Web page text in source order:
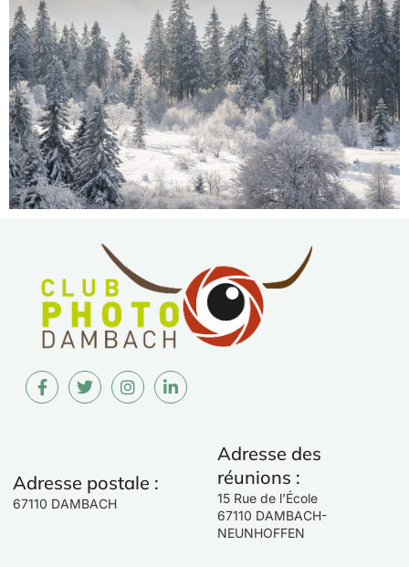
Adresse postale :
67110 DAMBACH
Adresse des
réunions :
15 Rue de l’École
67110 DAMBACH-
NEUNHOFFEN